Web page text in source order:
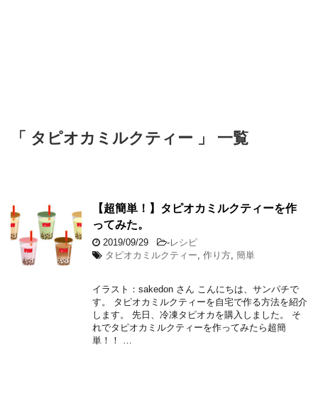
「 タピオカミルクティー 」 一覧
【超簡単！】タピオカミルクティーを作
ってみた。
2019/09/29 -レシピ
タピオカミルクティー, 作り方, 簡単
イラスト：sakedon さん こんにちは、サンパチで
す。 タピオカミルクティーを自宅で作る方法を紹介
します。 先日、冷凍タピオカを購入しました。 そ
れでタピオカミルクティーを作ってみたら超簡
単！！ …